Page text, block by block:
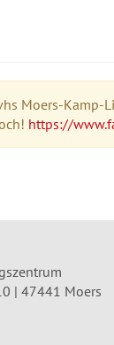
Moers-
https://
| 47441 Moers